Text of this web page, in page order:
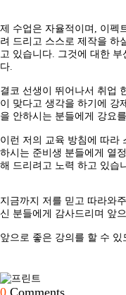
제 수업은 자율적이며, 이펙
려 드리고 스스로 제작을 하
고 있습니다. 그것에 대한
다.
결코 선생이 뛰어나서 취업
이 맞다고 생각을 하기에 강
을 안하시는 분들에게 강요
이런 저의 교육 방침에 따라
하시는 준비생 분들에게 열
해 드리려고 노력 하고 있습
지금까지 저를 믿고 따라와
신 분들에게 감사드리며 앞
앞으로 좋은 강의를 할 수
0 Comments